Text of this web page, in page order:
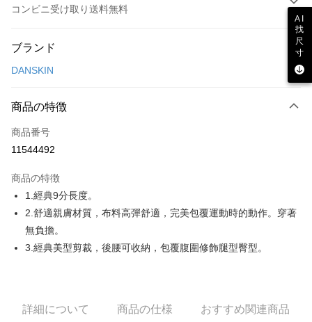
コンビニ受け取り送料無料
クレジットカード1回払い
LINE Pay
Apple Pay
Easy Wallet
AFTEE代金後払い
説明
一、 AFTEE代金後払いについて
1.お支払い方法でAFTEE代金後払いを選択すると、携帯電話認証ウィンド
す。
4.ご注文が完了すると、携帯に支払い通知のSMSが届きます。アプリ会員
ATM払い
全家取貨付款
ブランド
DANSKIN
商品の特徴
商品番号
11544492
商品の特徴
1.經典9分長度。
2.舒適親膚材質，布料高彈舒適，完美包覆運動時的動作。穿著
無負擔。
3.經典美型剪裁，後腰可收納，包覆腹圍修飾腿型臀型。
詳細について 商品の仕様 おすすめ関連商品
AI
找
尺
寸